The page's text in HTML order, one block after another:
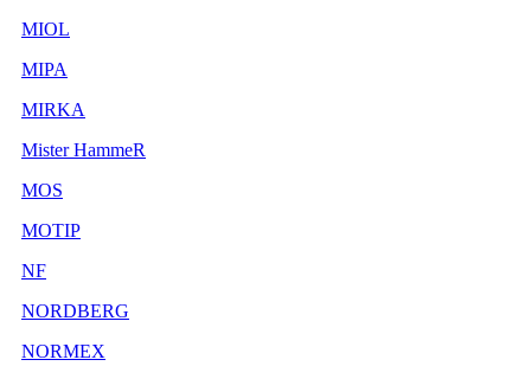
MIOL
MIPA
MIRKA
Mister HammeR
MOS
MOTIP
NF
NORDBERG
NORMEX